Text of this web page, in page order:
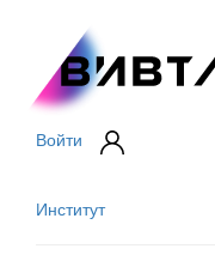
Войти
Институт